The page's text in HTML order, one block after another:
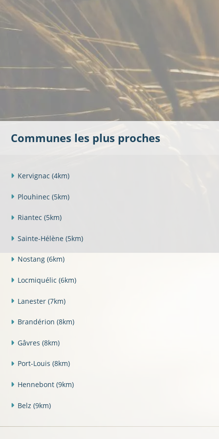
Communes les plus proches
Kervignac (4km)
Plouhinec (5km)
Riantec (5km)
Sainte-Hélène (5km)
Nostang (6km)
Locmiquélic (6km)
Lanester (7km)
Brandérion (8km)
Gâvres (8km)
Port-Louis (8km)
Hennebont (9km)
Belz (9km)